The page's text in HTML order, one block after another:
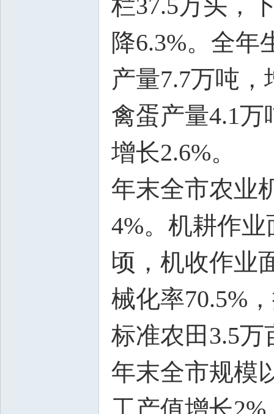
栏37.5万头，
降6.3%。全年
产量7.7万吨，
禽蛋产量4.1万
增长2.6%。
年末全市农业
4%。机耕作
顷，机收作业
械化率70.5%
标准农田3.5万
年末全市规模